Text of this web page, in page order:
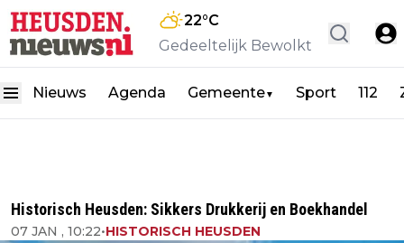
22°C
Gedeeltelijk Bewolkt
Nieuws Agenda Gemeente▼ Sport 112
Historisch Heusden: Sikkers Drukkerij en Boekhandel
07 JAN , 10:22•HISTORISCH HEUSDEN